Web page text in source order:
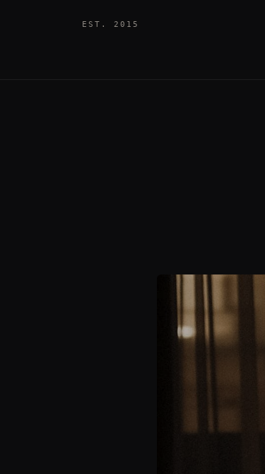
EST. 2015